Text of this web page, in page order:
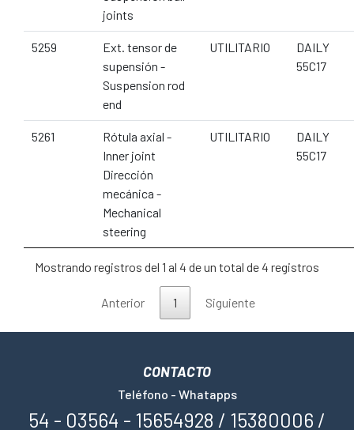
joints
5259
Ext. tensor de
supensión -
Suspension rod
end
UTILITARIO
DAILY
55C17
5261
Rótula axial -
Inner joint
Dirección
mecánica -
Mechanical
steering
UTILITARIO
DAILY
55C17
Mostrando registros del 1 al 4 de un total de 4 registros
Anterior 1 Siguiente
CONTACTO
Teléfono - Whatapps
54 - 03564 - 15654928 / 15380006 /